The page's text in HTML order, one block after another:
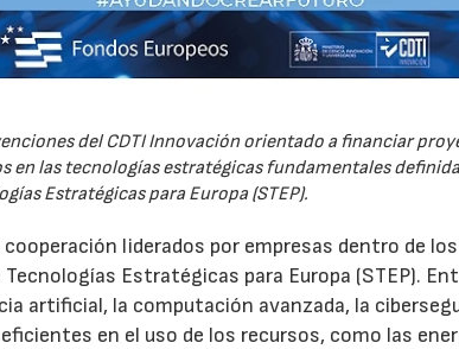
del CDTI Innovación orientado a financiar
en las tecnologías estratégicas fundamentales
Estratégicas para Europa (STEP).
liderados por empresas dentro de
Estratégicas para Europa (STEP).
artificial, la computación avanzada, la
en el uso de los recursos, como las